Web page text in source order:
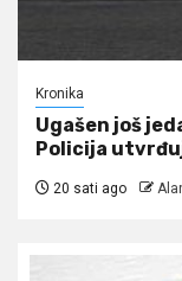
Kronika
Ugašen još
Policija
20 sati ago